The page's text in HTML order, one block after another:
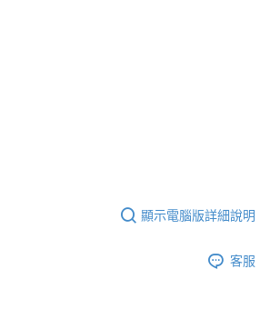
顯示電腦版詳細說明
客服